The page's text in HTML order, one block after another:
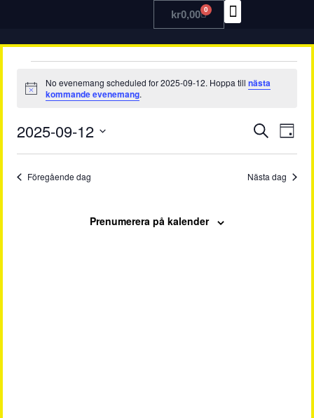
kr0,00 0
Notis
No evenemang scheduled for 2025-09-12. Hoppa till nästa
kommande evenemang.
and
Sök Dag
2025-09-12
datum.
Föregående dag Nästa dag
Prenumerera på kalender